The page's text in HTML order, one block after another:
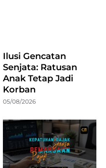
Ilusi Gencatan
Senjata: Ratusan
Anak Tetap Jadi
Korban
05/08/2026